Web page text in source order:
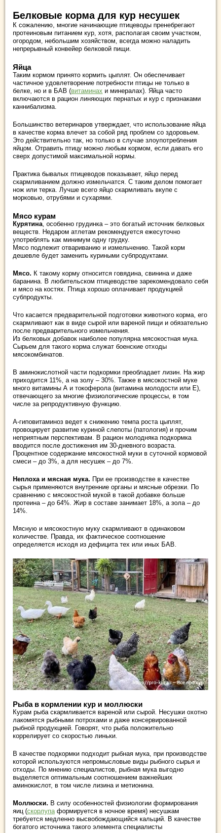
Белковые корма для кур несушек
К сожалению, многие начинающие птицеводы пренебрегают
протеиновым питанием кур, хотя, располагая своим участком,
огородом, небольшим хозяйством, всегда можно наладить
непрерывный конвейер белковой пищи.
Яйца
Таким кормом принято кормить цыплят. Он обеспечивает
частичное удовлетворение потребности птицы не только в
белке, но и в БАВ (витаминах и минералах). Яйца часто
включаются в рацион линяющих пернатых и кур с признаками
каннибализма.
Большинство ветеринаров утверждает, что использование яйца
в качестве корма влечет за собой ряд проблем со здоровьем.
Это действительно так, но только в случае злоупотребления
яйцом. Отравить птицу можно любым кормом, если давать его
сверх допустимой максимальной нормы.
Практика бывалых птицеводов показывает, яйцо перед
скармливанием должно измельчатся. С таким делом помогает
нож или терка. Лучше всего яйцо скармливать вкупе с
морковью, отрубями и сухарями.
Мясо курам
Курятина , особенно грудинка – это богатый источник белковых
веществ. Недаром атлетам рекомендуется ежесуточно
употреблять как минимум одну грудку.
Мясо подлежит отвариванию и измельчению. Такой корм
дешевле будет заменить куриными субпродуктами.
Мясо. К такому корму относится говядина, свинина и даже
баранина. В любительском птицеводстве зарекомендовало себя
и мясо на костях. Птица хорошо оплачивает продукцией
субпродукты.
Что касается предварительной подготовки животного корма, его
скармливают как в виде сырой или вареной пищи и обязательно
после предварительного измельчения.
Из белковых добавок наиболее популярна мясокостная мука.
Сырьем для такого корма служат боенские отходы
мясокомбинатов.
В аминокислотной части подкормки преобладает лизин. На жир
приходится 11%, а на золу – 30%. Также в мясокостной муке
много витамины А и токоферола (витамина молодости или Е),
отвечающего за многие физиологические процессы, в том
числе за репродуктивную функцию.
А-гиповитаминоз ведет к снижению темпа роста цыплят,
провоцирует развитие куриной слепоты (патология) и прочим
неприятным перспективам. В рацион молодняка подкормка
вводится после достижения им 30-дневного возраста.
Процентное содержание мясокостной муки в суточной кормовой
смеси – до 3%, а для несушек – до 7%.
Неплоха и мясная мука. При ее производстве в качестве
сырья применяются внутренние органы и мясные обрезки. По
сравнению с мясокостной мукой в такой добавке больше
протеина – до 64%. Жир в составе занимает 18%, а зола – до
14%.
Мясную и мясокостную муку скармливают в одинаковом
количестве. Правда, их фактическое соотношение
определяется исходя из дефицита тех или иных БАВ.
Рыба в кормлении кур и моллюски
Курам рыба скармливается вареной или сырой. Несушки охотно
лакомятся рыбными потрохами и даже консервированной
рыбной продукцией. Говорят, что рыба положительно
коррелирует со скоростью линьки.
В качестве подкормки подходит рыбная мука, при производстве
которой используются непромысловые виды рыбного сырья и
отходы. По мнению специалистов, рыбная мука выгодно
выделяется оптимальным соотношением важнейших
аминокислот, в том числе лизина и метионина.
Моллюски. В силу особенностей физиологии формирования
яиц (скорлупа формируется в ночное время) несушкам
требуется медленно высвобождающийся кальций. В качестве
богатого источника такого элемента специалисты